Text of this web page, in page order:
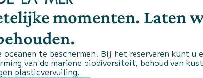
momenten. Laten
te beschermen. Bij het reserveren kunt u
van de mariene biodiversiteit, behoud van
plasticvervuiling.